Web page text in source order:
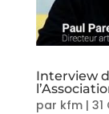
Interview
par kfm| 31